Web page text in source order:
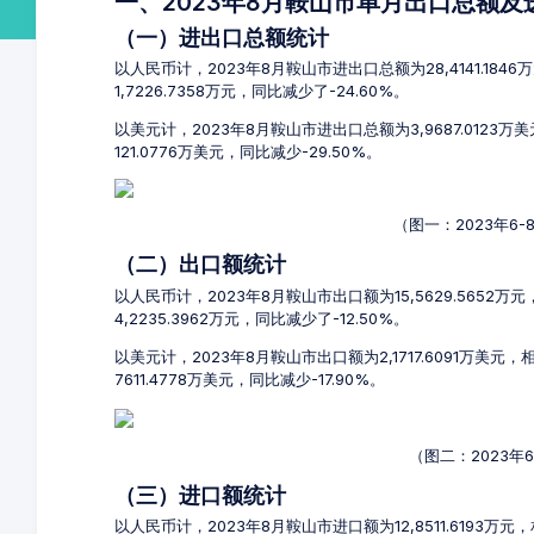
（一）进出口总额统计
以人民币计，2023年8月鞍山市进出口总额为28,4141.1846
1,7226.7358万元，同比减少了-24.60%。
以美元计，2023年8月鞍山市进出口总额为3,9687.0123万
121.0776万美元，同比减少-29.50%。
（图一：2023年6-
（二）出口额统计
以人民币计，2023年8月鞍山市出口额为15,5629.5652万
4,2235.3962万元，同比减少了-12.50%。
以美元计，2023年8月鞍山市出口额为2,1717.6091万美元，
7611.4778万美元，同比减少-17.90%。
（图二：2023
（三）进口额统计
以人民币计，2023年8月鞍山市进口额为12,8511.6193万元